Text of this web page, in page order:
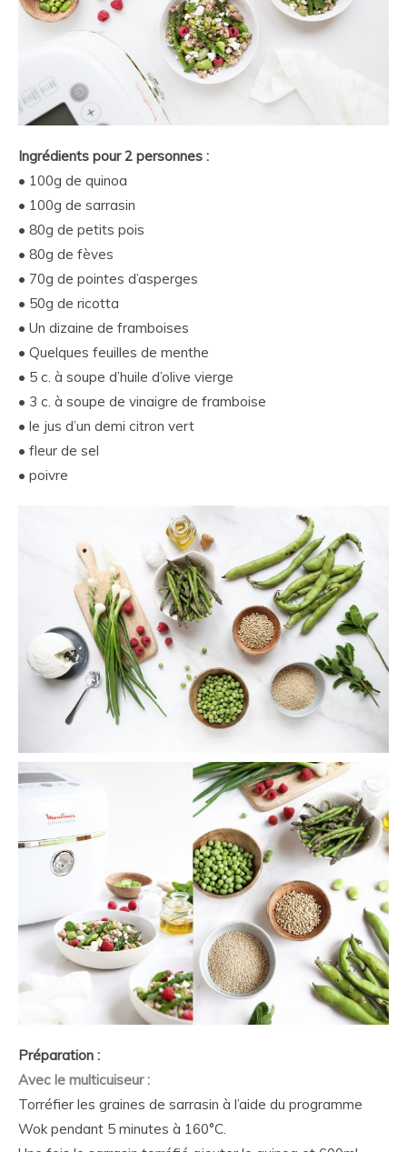
Ingrédients pour 2 personnes :
• 100g de quinoa
• 100g de sarrasin
• 80g de petits pois
• 80g de fèves
• 70g de pointes d’asperges
• 50g de ricotta
• Un dizaine de framboises
• Quelques feuilles de menthe
• 5 c. à soupe d’huile d’olive vierge
• 3 c. à soupe de vinaigre de framboise
• le jus d’un demi citron vert
• fleur de sel
• poivre
Préparation :
Avec le multicuiseur :
Torréfier les graines de sarrasin à l’aide du programme
Wok pendant 5 minutes à 160°C.